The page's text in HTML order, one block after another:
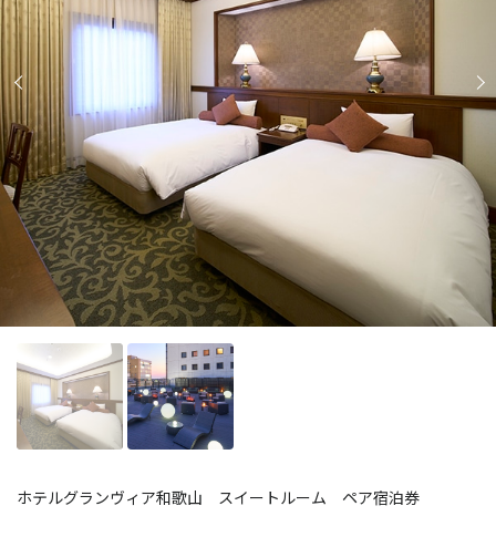
ホテルグランヴィア和歌山 スイートルーム ペア宿泊券